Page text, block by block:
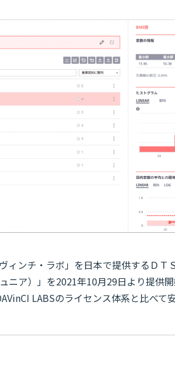
ィンチ・ラボ」を日本で提供するＤＴ
ニア）」を2021年10月29日より提供
LABSのライセンス体系と比べて